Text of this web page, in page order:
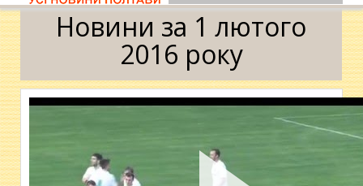
Новини за 1 лютого
2016 року